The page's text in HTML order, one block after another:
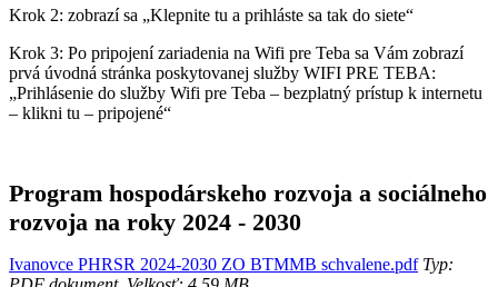
Krok 2: zobrazí sa „Klepnite tu a prihláste sa tak do siete“
Krok 3: Po pripojení zariadenia na Wifi pre Teba sa Vám zobrazí
prvá úvodná stránka poskytovanej služby WIFI PRE TEBA:
„Prihlásenie do služby Wifi pre Teba – bezplatný prístup k internetu
– klikni tu – pripojené“
Program hospodárskeho rozvoja a sociálneho
rozvoja na roky 2024 - 2030
Ivanovce PHRSR 2024-2030 ZO BTMMB schvalene.pdfTyp: